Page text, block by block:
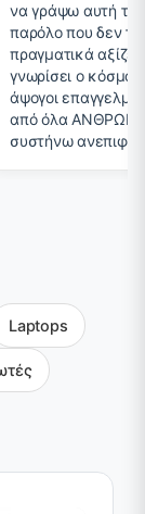
να γράψω αυτή την
παρόλο που δεν το
πραγματικά
γνωρίσει ο
άψογοι
από όλα
συστήνω
Laptops